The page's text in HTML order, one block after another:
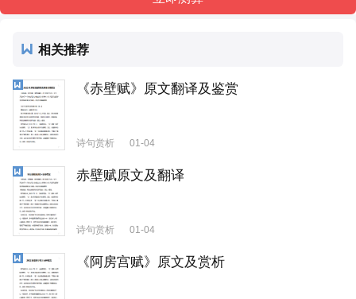
相关推荐
《赤壁赋》原文翻译及鉴赏
诗句赏析 01-04
赤壁赋原文及翻译
诗句赏析 01-04
《阿房宫赋》原文及赏析